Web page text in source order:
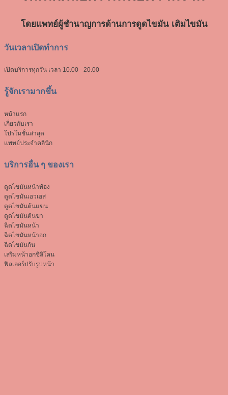
โดยแพทย์ผู้ชำนาญการด้านการดูดไขมัน เติมไขมัน
วันเวลาเปิดทำการ
เปิดบริการทุกวัน เวลา 10.00 - 20.00
รู้จักเรามากขึ้น
หน้าแรก
เกี่ยวกับเรา
โปรโมชั่นล่าสุด
แพทย์ประจำคลินิก
บริการอื่น ๆ ของเรา
ดูดไขมันหน้าท้อง
ดูดไขมันเอวเอส
ดูดไขมันต้นแขน
ดูดไขมันต้นขา
ฉีดไขมันหน้า
ฉีดไขมันหน้าอก
ฉีดไขมันก้น
เสริมหน้าอกซิลิโคน
ฟิลเลอร์ปรับรูปหน้า